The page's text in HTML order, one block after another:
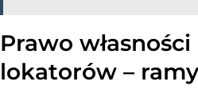
Prawo
lokatorów –